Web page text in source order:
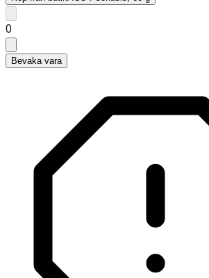
0
Bevaka vara